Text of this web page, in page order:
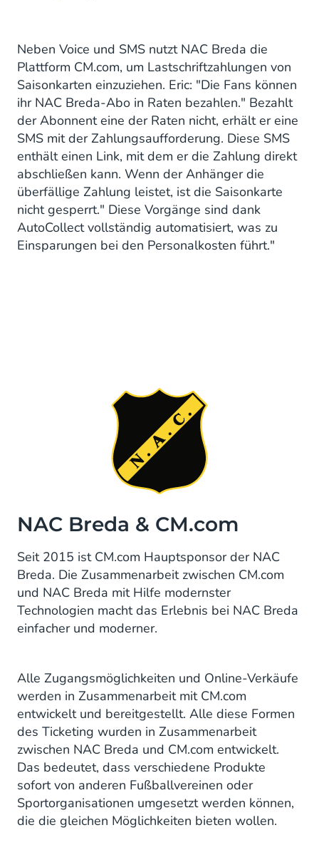
Neben Voice und SMS nutzt NAC Breda die
Plattform CM.com, um Lastschriftzahlungen von
Saisonkarten einzuziehen. Eric: "Die Fans können
ihr NAC Breda-Abo in Raten bezahlen." Bezahlt
der Abonnent eine der Raten nicht, erhält er eine
SMS mit der Zahlungsaufforderung. Diese SMS
enthält einen Link, mit dem er die Zahlung direkt
abschließen kann. Wenn der Anhänger die
überfällige Zahlung leistet, ist die Saisonkarte
nicht gesperrt." Diese Vorgänge sind dank
AutoCollect vollständig automatisiert, was zu
Einsparungen bei den Personalkosten führt."
NAC Breda & CM.com
Seit 2015 ist CM.com Hauptsponsor der NAC
Breda. Die Zusammenarbeit zwischen CM.com
und NAC Breda mit Hilfe modernster
Technologien macht das Erlebnis bei NAC Breda
einfacher und moderner.
Alle Zugangsmöglichkeiten und Online-Verkäufe
werden in Zusammenarbeit mit CM.com
entwickelt und bereitgestellt. Alle diese Formen
des Ticketing wurden in Zusammenarbeit
zwischen NAC Breda und CM.com entwickelt.
Das bedeutet, dass verschiedene Produkte
sofort von anderen Fußballvereinen oder
Sportorganisationen umgesetzt werden können,
die die gleichen Möglichkeiten bieten wollen.